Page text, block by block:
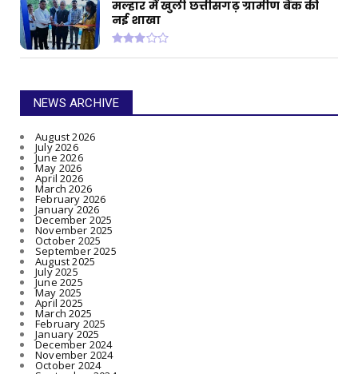
मल्हार में खुली छत्तीसगढ़ ग्रामीण बैंक की
नई शाखा
NEWS ARCHIVE
August 2026
July 2026
June 2026
May 2026
April 2026
March 2026
February 2026
January 2026
December 2025
November 2025
October 2025
September 2025
August 2025
July 2025
June 2025
May 2025
April 2025
March 2025
February 2025
January 2025
December 2024
November 2024
October 2024